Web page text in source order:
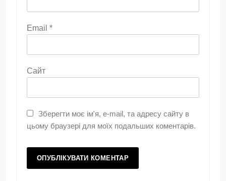
Email *
Сайт
Зберегти моє ім'я, e-mail, та адресу сайту в
цьому браузері для моїх подальших коментарів.